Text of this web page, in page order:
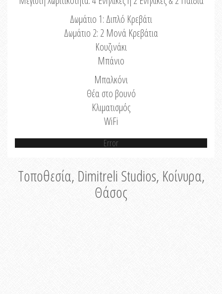
Δωμάτιο 1: Διπλό Κρεβάτι
Δωμάτιο 2: 2 Μονά Κρεβάτια
Κουζινάκι
Μπάνιο
Μπαλκόνι
Θέα στο βουνό
Κλιματισμός
WiFi
Error
Τοποθεσία, Dimitreli Studios, Κοίνυρα,
Θάσος